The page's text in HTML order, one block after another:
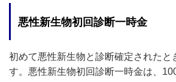
悪性新生物初回診断一時金
初めて悪性新生物と診断確定されたと
す。悪性新生物初回診断一時金は、